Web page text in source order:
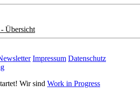
Übersicht
Impressum Datenschutz
Wir sind Work in Progress